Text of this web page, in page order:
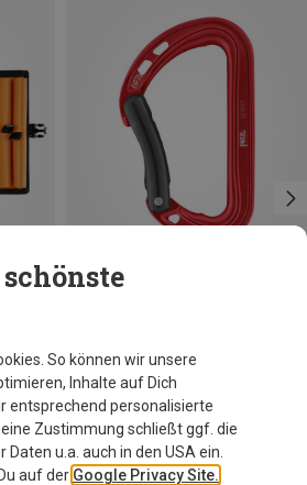
Petzl
Spirit Karabiner
11,71 €
So können wir unsere
Inhalte auf Dich
entsprechend personalisierte
Zustimmung schließt ggf. die
u.a. auch in den USA ein.
auf der Google Privacy Site.